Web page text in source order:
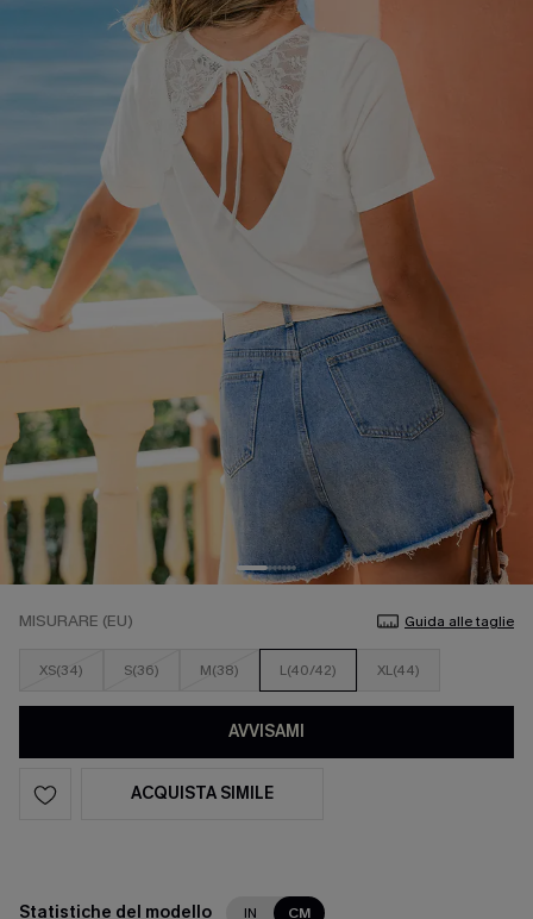
MISURARE (EU) Guida alle taglie
XS(34) S(36) M(38) L(40/42) XL(44)
AVVISAMI
ACQUISTA SIMILE
Statistiche del modello IN CM